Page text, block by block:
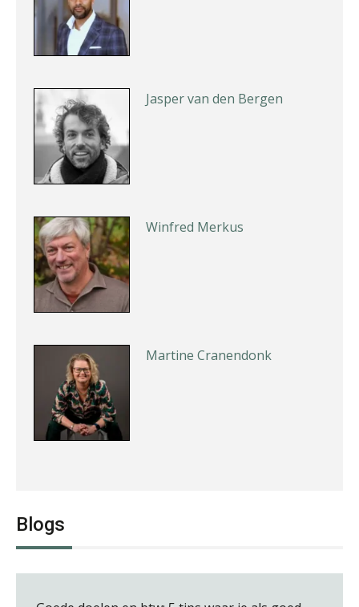
Jasper van den Bergen
Winfred Merkus
Martine Cranendonk
Blogs